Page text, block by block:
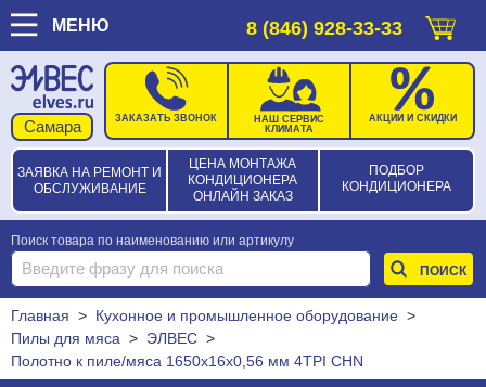
МЕНЮ 8 (846) 928-33-33
ЗАЯВКА НА РЕМОНТ И
ОБСЛУЖИВАНИЕ
ЦЕНА МОНТАЖА
КОНДИЦИОНЕРА
ОНЛАЙН ЗАКАЗ
ПОДБОР
КОНДИЦИОНЕРА
ЗАКАЗАТЬ ЗВОНОК
НАШ СЕРВИС
КЛИМАТА
АКЦИИ И СКИДКИ
Поиск товара по наименованию или артикулу
Главная > Кухонное и промышленное оборудование >
Пилы для мяса > ЭЛВЕС >
Полотно к пиле/мяса 1650х16х0,56 мм 4TPI CHN